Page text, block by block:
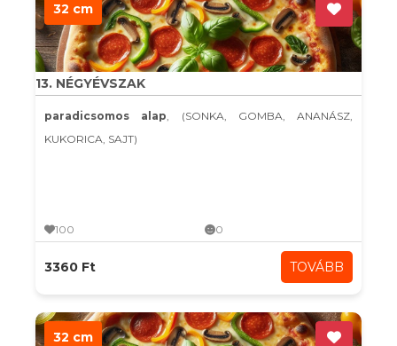
32 cm
13. NÉGYÉVSZAK
paradicsomos alap, (SONKA, GOMBA, ANANÁSZ,
KUKORICA, SAJT)
100 0
3360 Ft TOVÁBB
32 cm